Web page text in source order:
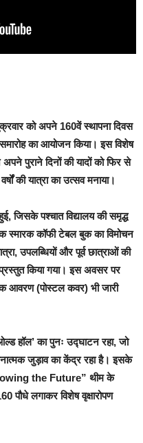
को अपने 160वें स्थापना दिवस
का आयोजन किया। इस विशेष
पुराने दिनों की यादों को फिर से
की यात्रा का उत्सव मनाया।
जिसके पश्चात विद्यालय की समृद्ध
स्मारक कॉफी टेबल बुक का विमोचन
उपलब्धियों और पूर्व छात्राओं की
किया गया। इस अवसर पर
आवरण (पोस्टल कवर) भी जारी
हॉल’ का पुनः उद्घाटन रहा, जो
जुड़ाव का केंद्र रहा है। इसके
the Future” थीम के
पौधे लगाकर विशेष वृक्षारोपण